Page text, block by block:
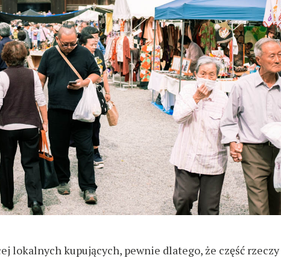
lokalnych kupujących, pewnie dlatego, że część rzeczy